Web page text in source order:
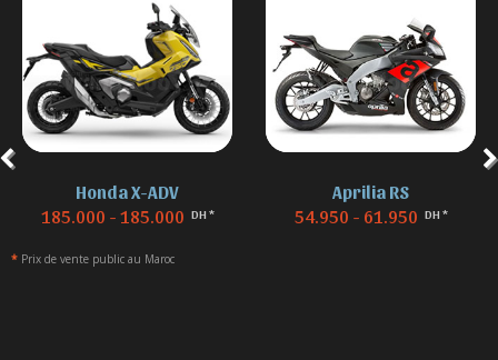
Honda X-ADV
185.000 - 185.000 DH *
Aprilia RS
54.950 - 61.950 DH *
* Prix de vente public au Maroc